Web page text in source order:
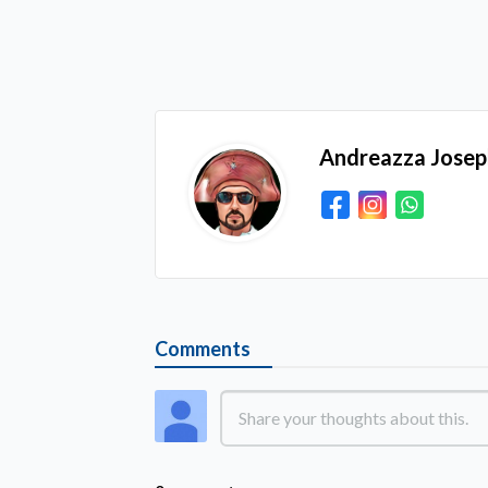
Andreazza
Comments